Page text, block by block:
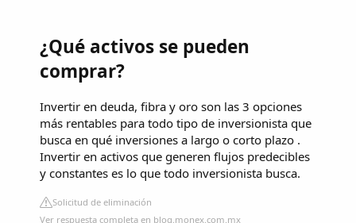
¿Qué activos se pueden
comprar?
Invertir en deuda, fibra y oro son las 3 opciones
más rentables para todo tipo de inversionista que
busca en qué inversiones a largo o corto plazo .
Invertir en activos que generen flujos predecibles
y constantes es lo que todo inversionista busca.
Solicitud de eliminación
Ver respuesta completa en blog.monex.com.mx